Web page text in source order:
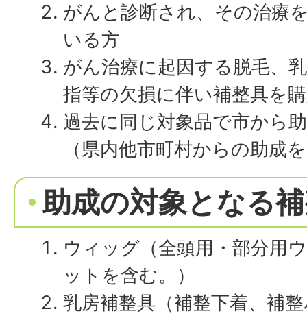
がんと診断され、その治療
いる方
がん治療に起因する脱毛、
指等の欠損に伴い補整具を
過去に同じ対象品で市から
（県内他市町村からの助成
助成の対象となる
ウィッグ（全頭用・部分用
ットを含む。）
乳房補整具（補整下着、補